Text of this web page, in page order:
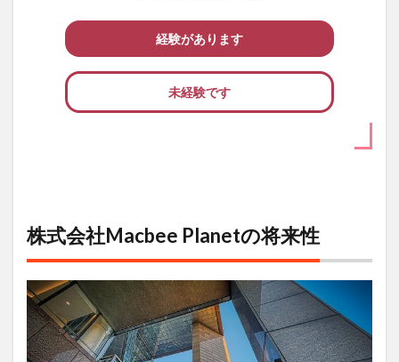
経験があります
未経験です
株式会社Macbee Planetの将来性